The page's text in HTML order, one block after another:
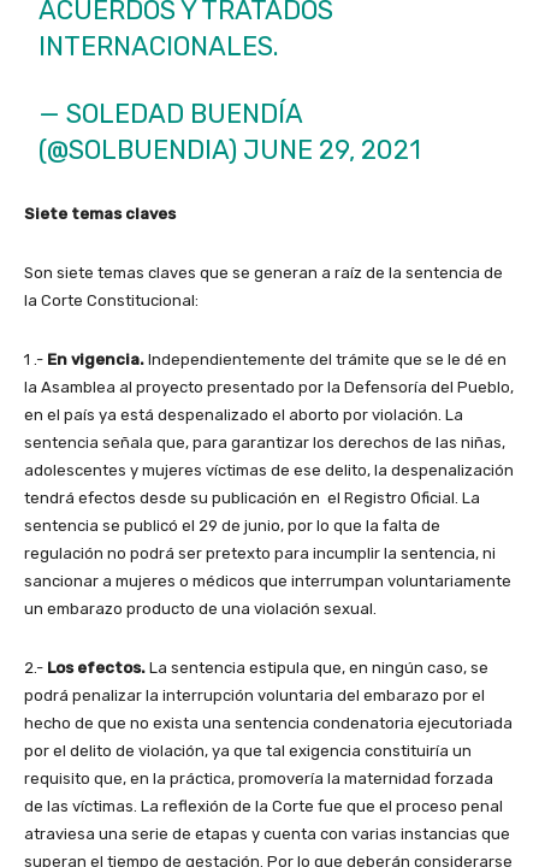
ACUERDOS Y TRATADOS
INTERNACIONALES.
— SOLEDAD BUENDÍA
(@SOLBUENDIA) JUNE 29, 2021
Siete temas claves
Son siete temas claves que se generan a raíz de la sentencia de
la Corte Constitucional:
1 .- En vigencia. Independientemente del trámite que se le dé en
la Asamblea al proyecto presentado por la Defensoría del Pueblo,
en el país ya está despenalizado el aborto por violación. La
sentencia señala que, para garantizar los derechos de las niñas,
adolescentes y mujeres víctimas de ese delito, la despenalización
tendrá efectos desde su publicación en el Registro Oficial. La
sentencia se publicó el 29 de junio, por lo que la falta de
regulación no podrá ser pretexto para incumplir la sentencia, ni
sancionar a mujeres o médicos que interrumpan voluntariamente
un embarazo producto de una violación sexual.
2.- Los efectos. La sentencia estipula que, en ningún caso, se
podrá penalizar la interrupción voluntaria del embarazo por el
hecho de que no exista una sentencia condenatoria ejecutoriada
por el delito de violación, ya que tal exigencia constituiría un
requisito que, en la práctica, promovería la maternidad forzada
de las víctimas. La reflexión de la Corte fue que el proceso penal
atraviesa una serie de etapas y cuenta con varias instancias que
superan el tiempo de gestación. Por lo que deberán considerarse